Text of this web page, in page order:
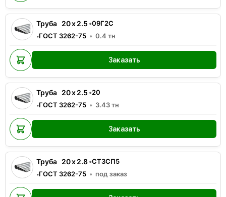
Труба 20x2.5 •09Г2С
•ГОСТ 3262-75 0.4 тн
Заказать
Труба 20x2.5 •20
•ГОСТ 3262-75 3.43тн
Заказать
Труба 20x2.8•СТ3СП5
•ГОСТ 3262-75 под заказ